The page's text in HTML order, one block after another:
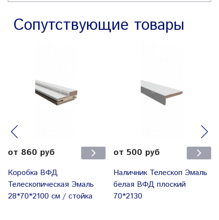
Сопутствующие товары
от 860 руб
Коробка ВФД
Телескопическая Эмаль
28*70*2100 см / стойка
от 500 руб
Наличник Телескоп Эмаль
белая ВФД плоский
70*2130